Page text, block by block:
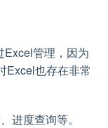
Excel管理，因为
Excel也存在非常
进度查询等。